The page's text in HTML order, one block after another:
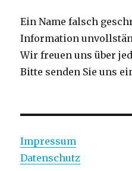
Ein Name falsch
Information
Wir freuen uns über
Bitte senden Sie uns
Impressum
Datenschutz